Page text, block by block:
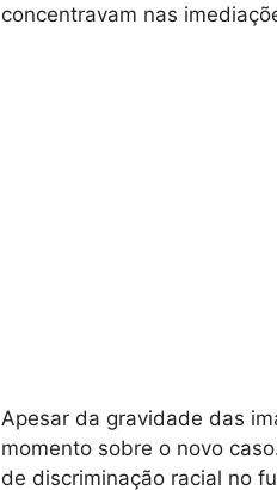
concentravam nas
Apesar da gravidade das
momento sobre o novo
de discriminação racial no